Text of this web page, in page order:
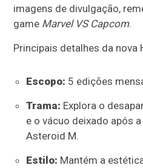
imagens de divulgação,
game Marvel VS Capcom.
Principais detalhes da nova
Escopo: 5 edições
Trama: Explora o
e o vácuo deixado após
Asteroid M.
Estilo: Mantém a